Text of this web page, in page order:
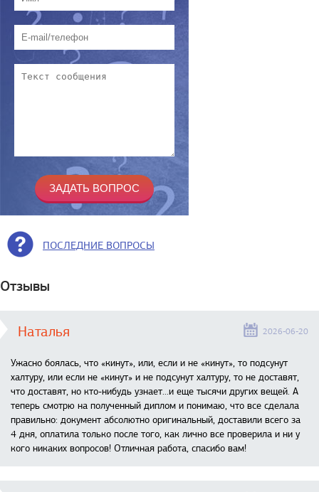
ПОСЛЕДНИЕ ВОПРОСЫ
Отзывы
Наталья 2026-06-20
Ужасно боялась, что «кинут», или, если и не «кинут», то подсунут
халтуру, или если не «кинут» и не подсунут халтуру, то не доставят,
что доставят, но кто-нибудь узнает...и еще тысячи других вещей. А
теперь смотрю на полученный диплом и понимаю, что все сделала
правильно: документ абсолютно оригинальный, доставили всего за
4 дня, оплатила только после того, как лично все проверила и ни у
кого никаких вопросов! Отличная работа, спасибо вам!